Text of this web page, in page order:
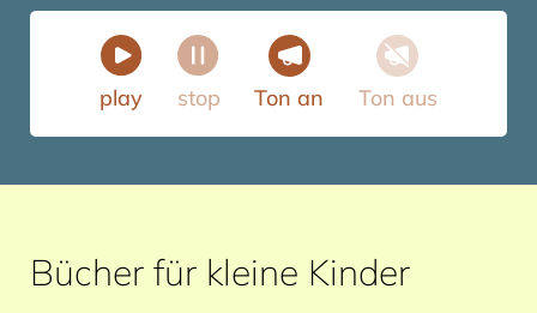
play stop Ton an Ton aus
Bücher für kleine Kinder